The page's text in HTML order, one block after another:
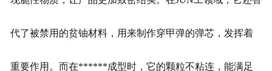
代了被禁用的贫铀材料，用来制作穿甲弹的弹芯，发挥着
重要作用。而在******成型时，它的颗粒不粘连，能满足